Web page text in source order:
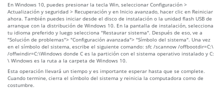
En Windows 10, puedes presionar la tecla Win, seleccionar Configuración >
Actualización y seguridad > Recuperación y en Inicio avanzado, hacer clic en Reiniciar
ahora. También puedes iniciar desde el disco de instalación o la unidad flash USB de
arranque con la distribución de Windows 10. En la pantalla de instalación, selecciona
tu idioma preferido y luego selecciona "Restaurar sistema". Después de eso, ve a
"Solución de problemas"> "Configuración avanzada"> "Símbolo del sistema". Una vez
en el símbolo del sistema, escribe el siguiente comando: sfc /scannow /offbootdir=C:\
/offwindir=C:\Windows donde C es la partición con el sistema operativo instalado y C:
\ Windows es la ruta a la carpeta de Windows 10.
Esta operación llevará un tiempo y es importante esperar hasta que se complete.
Cuando termine, cierra el símbolo del sistema y reinicia la computadora como de
costumbre.